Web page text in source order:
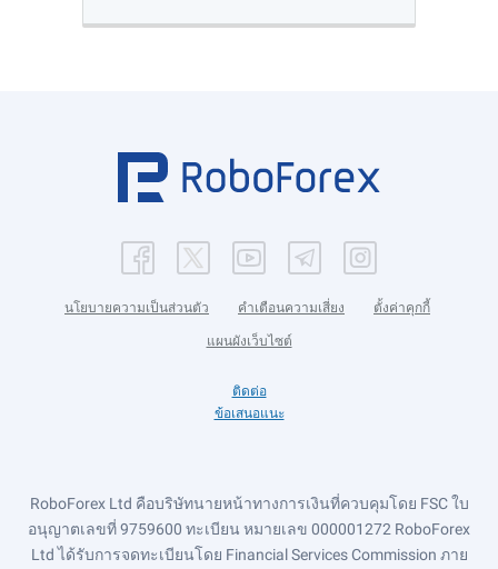
นโยบายความเป็นส่วนตัว คำเตือนความเสี่ยง ตั้งค่าคุกกี้
แผนผังเว็บไซต์
ติดต่อ
ข้อเสนอแนะ
RoboForex Ltd คือบริษัทนายหน้าทางการเงินที่ควบคุมโดย FSC ใบ
อนุญาตเลขที่ 9759600 ทะเบียน หมายเลข 000001272 RoboForex
Ltd ได้รับการจดทะเบียนโดย Financial Services Commission ภาย